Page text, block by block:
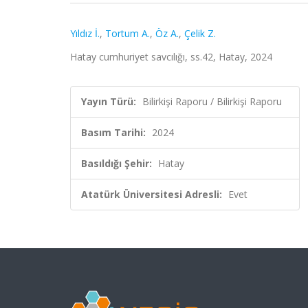
Yıldız İ., Tortum A., Öz A., Çelik Z.
Hatay cumhuriyet savcılığı, ss.42, Hatay, 2024
Yayın Türü: Bilirkişi Raporu / Bilirkişi Raporu
Basım Tarihi: 2024
Basıldığı Şehir: Hatay
Atatürk Üniversitesi Adresli: Evet